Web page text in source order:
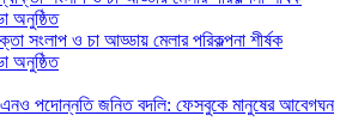
সংলাপ ও চা আড্ডায় মেলার পরিকল্পনা শীর্ষক
অনুষ্ঠিত
পদোন্নতি জনিত বদলি: ফেসবুকে মানুষের আবেগঘন